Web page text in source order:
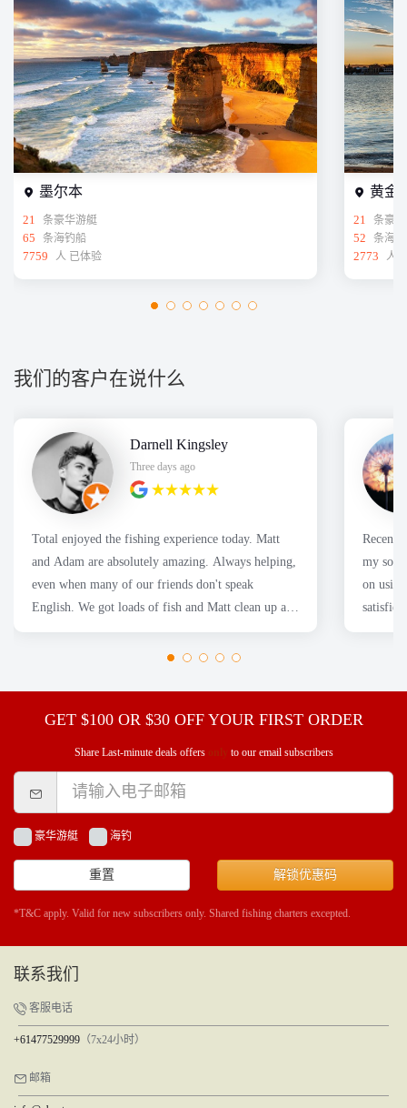
墨尔本
21
条豪华游艇
65
条海钓船
7759
人 已体验
黄金
21
条豪
52
条海
2773
人
我们的客户在说什么
Darnell Kingsley
Three days ago
Total enjoyed the fishing experience today. Matt
and Adam are absolutely amazing. Always helping,
even when many of our friends don't speak
English. We got loads of fish and Matt clean up all
of them for us.
my
on
GET $100 OR $30 OFF YOUR FIRST ORDER
Share Last-minute deals offers only to our email subscribers
豪华游艇 海钓
重置 解锁优惠码
*T&C apply. Valid for new subscribers only. Shared fishing charters excepted.
联系我们
客服电话
+61477529999 （7x24小时）
邮箱